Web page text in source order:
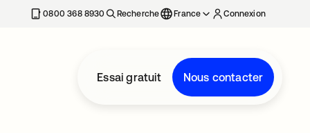
0800 368 8930 Recherche France Connexion
Essai gratuit Nous contacter